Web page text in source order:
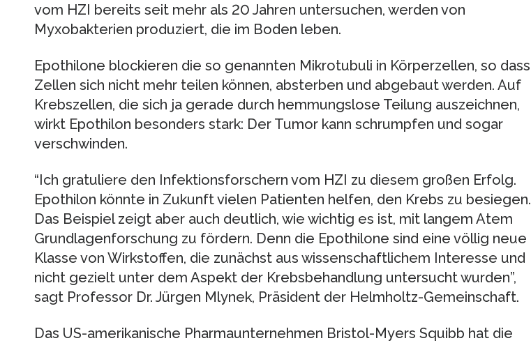
vom HZI bereits seit mehr als 20 Jahren untersuchen, werden von
Myxobakterien produziert, die im Boden leben.
Epothilone blockieren die so genannten Mikrotubuli in Körperzellen, so dass
Zellen sich nicht mehr teilen können, absterben und abgebaut werden. Auf
Krebszellen, die sich ja gerade durch hemmungslose Teilung auszeichnen,
wirkt Epothilon besonders stark: Der Tumor kann schrumpfen und sogar
verschwinden.
“Ich gratuliere den Infektionsforschern vom HZI zu diesem großen Erfolg.
Epothilon könnte in Zukunft vielen Patienten helfen, den Krebs zu besiegen.
Das Beispiel zeigt aber auch deutlich, wie wichtig es ist, mit langem Atem
Grundlagenforschung zu fördern. Denn die Epothilone sind eine völlig neue
Klasse von Wirkstoffen, die zunächst aus wissenschaftlichem Interesse und
nicht gezielt unter dem Aspekt der Krebsbehandlung untersucht wurden”,
sagt Professor Dr. Jürgen Mlynek, Präsident der Helmholtz-Gemeinschaft.
Das US-amerikanische Pharmaunternehmen Bristol-Myers Squibb hat die